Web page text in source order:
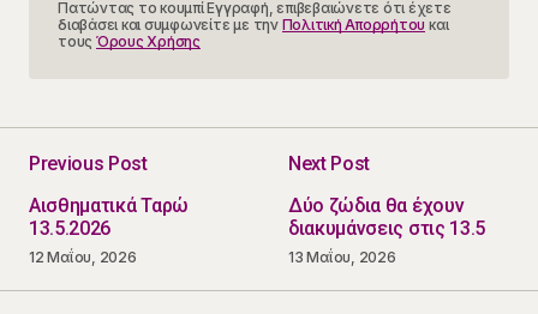
Πατώντας το κουμπί Εγγραφή, επιβεβαιώνετε ότι έχετε
διαβάσει και συμφωνείτε με την Πολιτική Απορρήτου και
τους Όρους Χρήσης
Previous Post
Αισθηματικά Ταρώ
13.5.2026
12 Μαΐου, 2026
Next Post
Δύο ζώδια θα έχουν
διακυμάνσεις στις 13.5
13 Μαΐου, 2026